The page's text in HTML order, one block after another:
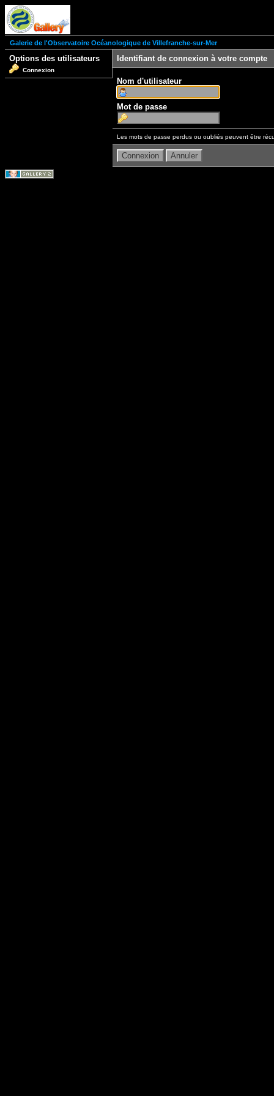
Galerie de l'Observatoire Océanologique de Villefranche-sur-Mer
Options des utilisateurs
Connexion
Identifiant de connexion à votre compte
Nom d'utilisateur
Mot de passe
Les mots de passe perdus ou oubliés peuvent être